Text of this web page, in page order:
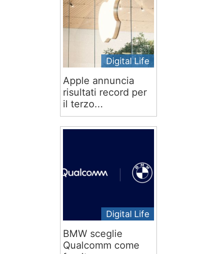
Digital Life
Apple annuncia
risultati record per
il terzo...
Digital Life
BMW sceglie
Qualcomm come